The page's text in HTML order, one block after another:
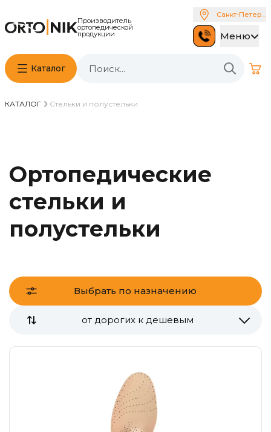
Производитель
ортопедической
продукции
Санкт-
Меню
Каталог
КАТАЛОГ Стельки и полустельки
Ортопедические
стельки и
полустельки
Выбрать по назначению
от дорогих к дешевым